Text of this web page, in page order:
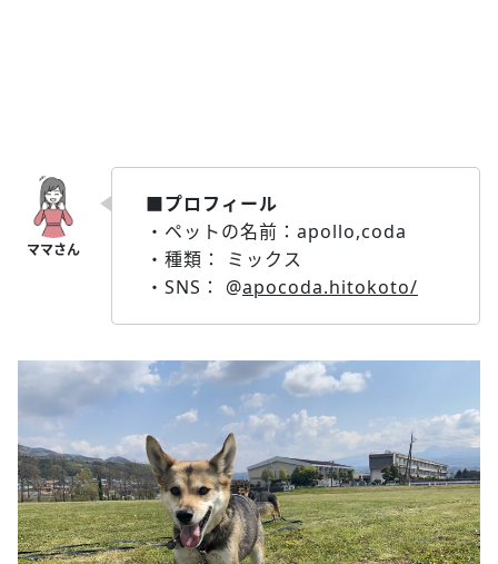
■プロフィール
・ペットの名前：apollo,coda
・種類： ミックス
・SNS： @apocoda.hitokoto/